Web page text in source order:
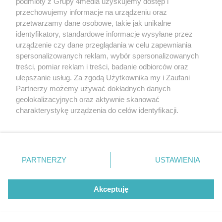
Kategorie artykułu:
Radom
NAJNOWSZE
przechowujemy informacje na urządzeniu oraz
przetwarzamy dane osobowe, takie jak unikalne
identyfikatory, standardowe informacje wysyłane przez
urządzenie czy dane przeglądania w celu zapewniania
spersonalizowanych reklam, wybór spersonalizowanych
treści, pomiar reklam i treści, badanie odbiorców oraz
ulepszanie usług. Za zgodą Użytkownika my i Zaufani
Partnerzy możemy używać dokładnych danych
geolokalizacyjnych oraz aktywnie skanować
charakterystykę urządzenia do celów identyfikacji.
zmienić/wycofać klikając przycisk ustawień prywatności
znajdujący się w lewym dolnym rogu strony
. Niektóre
użytkownika, ale masz prawo sprzeciwić się takiemu
przetwarzaniu. Preferencje będą miały zastosowania tylko
PARTNERZY USTAWIENIA
Akceptuję